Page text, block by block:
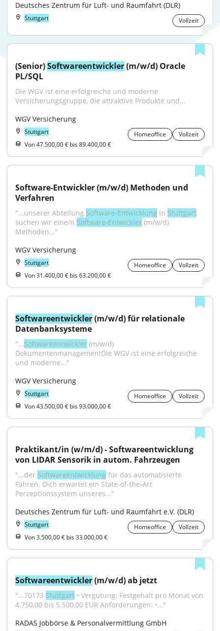
Deutsches Zentrum für Luft- und Raumfahrt (DLR)
Stuttgart Vollzeit
(Senior) Softwareentwickler (m/w/d) Oracle
PL/SQL
Die WGV ist eine erfolgreiche und moderne
Versicherungsgruppe, die attraktive Produkte und...
WGV Versicherung
Stuttgart Homeoffice
Vollzeit
Von 47.500,00 € bis 89.400,00 €
Software-Entwickler (m/w/d) Methoden und
Verfahren
"...unserer Abteilung Software-Entwicklung in Stuttgart
suchen wir eine/n Software-Entwickler (m/w/d)
Methoden..."
WGV Versicherung
Stuttgart Homeoffice
Vollzeit
Von 31.400,00 € bis 63.200,00 €
Softwareentwickler (m/w/d) für relationale
Datenbanksysteme
"...Softwareentwickler (m/w/d)
DokumentenmanagementDie WGV ist eine erfolgreiche
und moderne..."
WGV Versicherung
Stuttgart Homeoffice
Vollzeit
Von 43.500,00 € bis 93.000,00 €
Praktikant/in (w/m/d) - Softwareentwicklung
von LIDAR Sensorik in autom. Fahrzeugen
"...der Softwareentwicklung für das automatisierte
Fahren. Dich erwartet ein State-of-the-Art
Perzeptionssystem unseres..."
Deutsches Zentrum für Luft- und Raumfahrt e.V. (DLR)
Stuttgart Homeoffice
Vollzeit
Von 3.500,00 € bis 33.000,00 €
Softwareentwickler (m/w/d) ab jetzt
"...70173 Stuttgart • Vergütung: Festgehalt pro Monat von
4.750,00 bis 5.500,00 EUR Anforderungen: •..."
RADAS Jobbörse & Personalvermittlung GmbH